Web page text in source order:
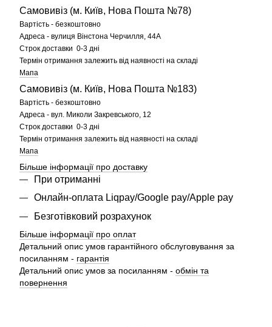
Самовивіз (м. Київ, Нова Пошта №78)
Вартість - безкоштовно
Адреса - вулиця Вінстона Черчилля, 44А
Строк доставки 0-3 дні
Термін отримання залежить від наявності на складі
Мапа
Самовивіз (м. Київ, Нова Пошта №183)
Вартість - безкоштовно
Адреса - вул. Миколи Закревського, 12
Строк доставки 0-3 дні
Термін отримання залежить від наявності на складі
Мапа
Більше інформації про доставку
При отриманні
Онлайн-оплата Liqpay/Google pay/Apple pay
Безготівковий розрахунок
Більше інформації про оплат
Детальний опис умов гарантійного обслуговування за
посиланням - гарантія
Детальний опис умов за посиланням - обмін та
повернення